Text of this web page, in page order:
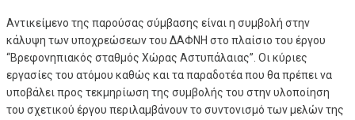
Αντικείμενο της παρούσας σύμβασης είναι η συμβολή στην
κάλυψη των υποχρεώσεων του ΔΑΦΝΗ στο πλαίσιο του έργου
“Βρεφονηπιακός σταθμός Χώρας Αστυπάλαιας”. Οι κύριες
εργασίες του ατόμου καθώς και τα παραδοτέα που θα πρέπει να
υποβάλει προς τεκμηρίωση της συμβολής του στην υλοποίηση
του σχετικού έργου περιλαμβάνουν το συντονισμό των μελών της